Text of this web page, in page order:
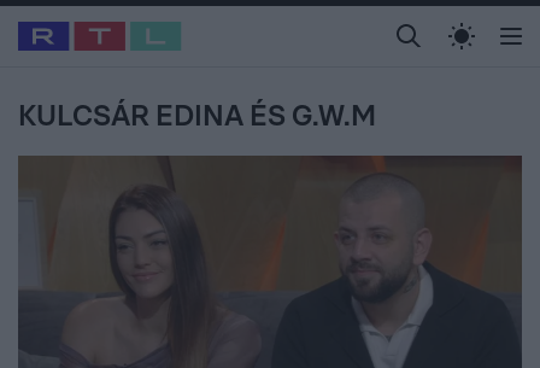
Legfrissebb RTL Híradó Randi Celeb vagyok,
Babits Marcella Most Wanted Gallusz
KULCSÁR EDINA ÉS G.W.M